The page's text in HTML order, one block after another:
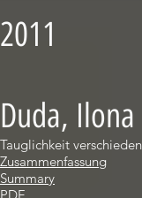
2011
Duda, Ilona
Tauglichkeit
Zusammenfassung
Summary